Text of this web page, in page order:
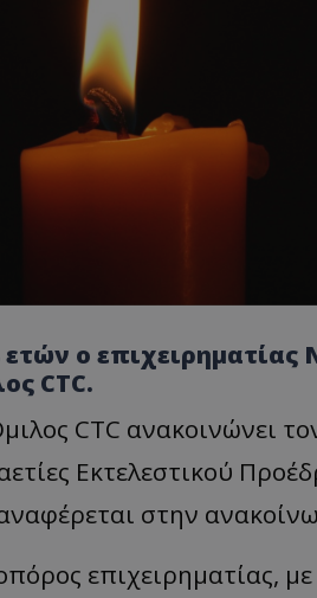
ο
CTC.
CTC ανακοινώνει
Εκτελεστικού
στην
επιχειρηματίας,